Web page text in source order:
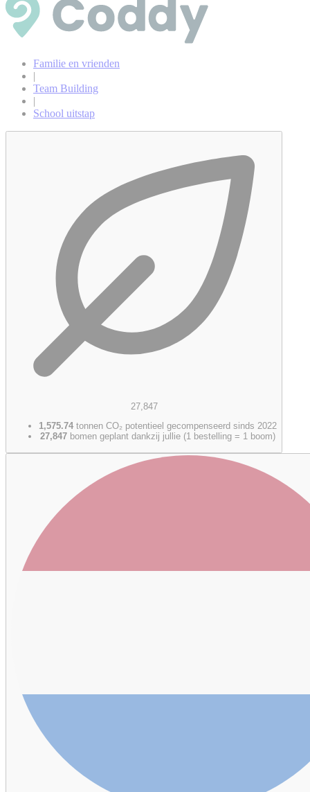
Familie en vrienden
|
Team Building
|
School uitstap
27,847
1,575.74 tonnen CO₂ potentieel gecompenseerd sinds 2022
27,847 bomen geplant dankzij jullie (1 bestelling = 1 boom)